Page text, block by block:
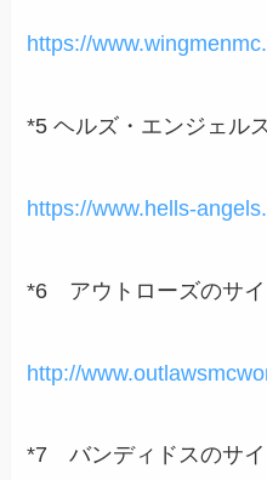
https://
*5 ヘルズ・エンジェル
https://www.hells-
*6 アウトローズのサイ
http://
*7 バンディドスのサイ